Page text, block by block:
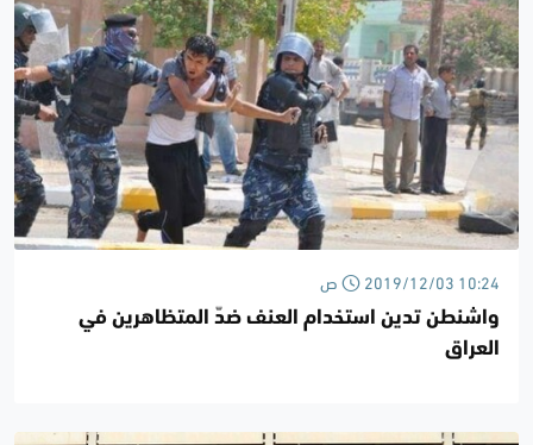
2019/12/03 10:24 ص
واشنطن تدين استخدام العنف ضدّ المتظاهرين في
العراق